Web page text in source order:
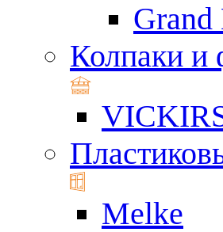
Grand
Колпаки и
Melke